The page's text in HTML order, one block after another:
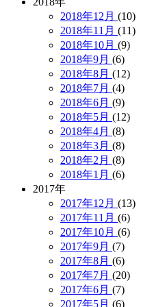
2018年12月 (10)
2018年11月 (11)
2018年10月 (9)
2018年9月 (6)
2018年8月 (12)
2018年7月 (4)
2018年6月 (9)
2018年5月 (12)
2018年4月 (8)
2018年3月 (8)
2018年2月 (8)
2018年1月 (6)
2017年
2017年12月 (13)
2017年11月 (6)
2017年10月 (6)
2017年9月 (7)
2017年8月 (6)
2017年7月 (20)
2017年6月 (7)
2017年5月 (6)